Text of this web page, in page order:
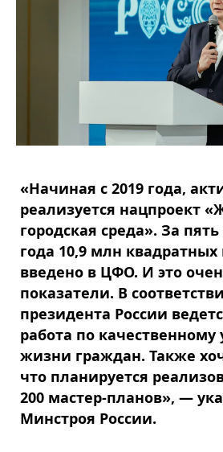
«Начиная с 2019 года,
реализуется нацпроект
городская среда». За
года 10,9 млн
введено в ЦФО. И это
показатели. В
президента России
работа по
жизни граждан. Также
что планируется
200 мастер-планов», —
Минстроя России.